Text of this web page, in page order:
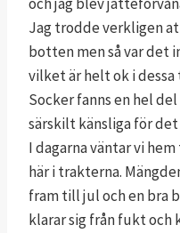
Jag trodde verkligen
botten men så var det
vilket är helt ok i dessa
Socker fanns en hel
särskilt känsliga för det
I dagarna väntar vi
här i trakterna.
fram till jul och en bra
klarar sig från fukt och